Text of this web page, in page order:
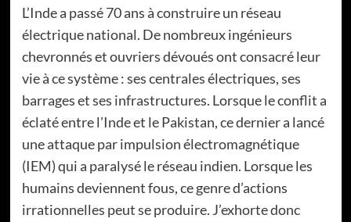
L’Inde a passé 70 ans à construire un réseau
électrique national. De nombreux ingénieurs
chevronnés et ouvriers dévoués ont consacré leur
vie à ce système : ses centrales électriques, ses
barrages et ses infrastructures. Lorsque le conflit a
éclaté entre l’Inde et le Pakistan, ce dernier a lancé
une attaque par impulsion électromagnétique
(IEM) qui a paralysé le réseau indien. Lorsque les
humains deviennent fous, ce genre d’actions
irrationnelles peut se produire. J’exhorte donc